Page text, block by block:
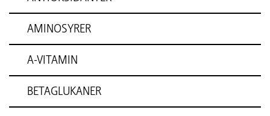
AMINOSYRER
A-VITAMIN
BETAGLUKANER